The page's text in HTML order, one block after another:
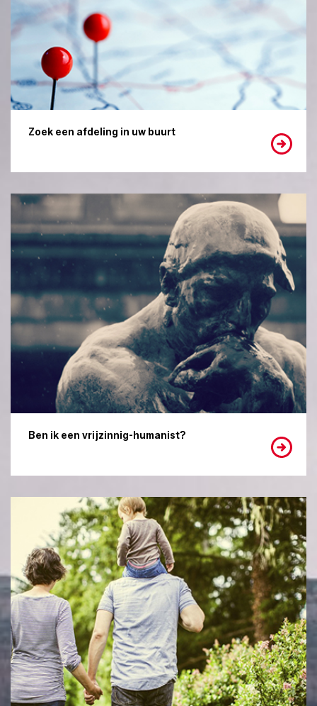
Zoek een afdeling in uw buurt
Ben ik een vrijzinnig-humanist?